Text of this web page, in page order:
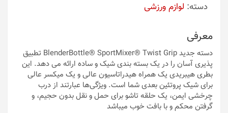
دسته: لوازم ورزشی
معرفی
دسته جدید BlenderBottle® SportMixer® Twist Grip تطبیق
پذیری آسان را در یک بسته بندی شیک و ساده ارائه می دهد. این
بطری هیبریدی یک همراه هیدراتاسیون عالی و یک میکسر عالی
برای شیک پروتئین بعدی شما است. ویژگی‌ها عبارتند از درب
چرخشی ایمن، یک حلقه تاشو برای حمل و نقل بدون حجیم، و
گرفتن محکم و با بافت خوب میباشد